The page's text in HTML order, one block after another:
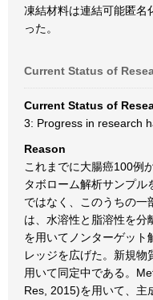
凍結材料は連結可能匿名
った。
Current Status of
Current Status of
3: Progress in research
Reason
これまでに大腸癌100例
タボローム解析サンプ
ではなく、このうちの一
は、水溶性と脂溶性を分
を用いてノンターゲット
レッジを広げた。新規物
用いて同定中である。
Res, 2015)を用いて、主